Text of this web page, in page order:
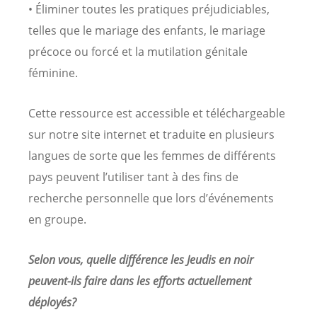
• Éliminer toutes les pratiques préjudiciables,
telles que le mariage des enfants, le mariage
précoce ou forcé et la mutilation génitale
féminine.
Cette ressource est accessible et téléchargeable
sur notre site internet et traduite en plusieurs
langues de sorte que les femmes de différents
pays peuvent l’utiliser tant à des fins de
recherche personnelle que lors d’événements
en groupe.
Selon vous, quelle différence les Jeudis en noir
peuvent-ils faire dans les efforts actuellement
déployés?